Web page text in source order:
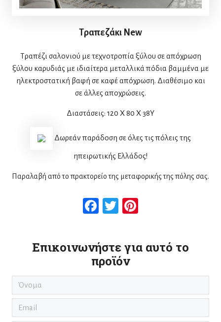
Τραπεζάκι New
Τραπέζι σαλονιού με τεχνοτροπία ξύλου σε απόχρωση
ξύλου καρυδιάς με ιδιαίτερα μεταλλικά πόδια βαμμένα με
ηλεκτροστατική βαφή σε καφέ απόχρωση. Διαθέσιμο και
σε άλλες αποχρώσεις.
Διαστάσεις: 120 Χ 80 Χ 38Υ
Δωρεάν παράδοση σε όλες τις πόλεις της
ηπειρωτικής Ελλάδος!
Παραλαβή από το πρακτορείο της μεταφορικής της πόλης σας.
Facebook
Twitter
Επικοινωνήστε για αυτό το
προϊόν